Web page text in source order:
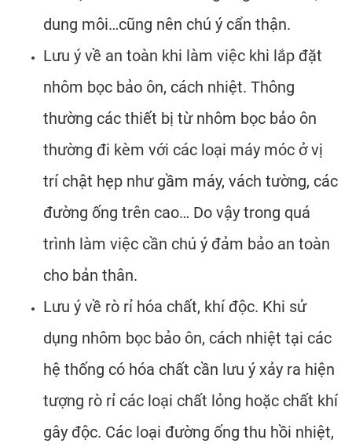
dung môi…cũng nên chú ý cẩn thận.
Lưu ý về an toàn khi làm việc khi lắp đặt
nhôm bọc bảo ôn, cách nhiệt. Thông
thường các thiết bị từ nhôm bọc bảo ôn
thường đi kèm với các loại máy móc ở vị
trí chật hẹp như gầm máy, vách tường, các
đường ống trên cao… Do vậy trong quá
trình làm việc cần chú ý đảm bảo an toàn
cho bản thân.
Lưu ý về rò rỉ hóa chất, khí độc. Khi sử
dụng nhôm bọc bảo ôn, cách nhiệt tại các
hệ thống có hóa chất cần lưu ý xảy ra hiện
tượng rò rỉ các loại chất lỏng hoặc chất khí
gây độc. Các loại đường ống thu hồi nhiệt,